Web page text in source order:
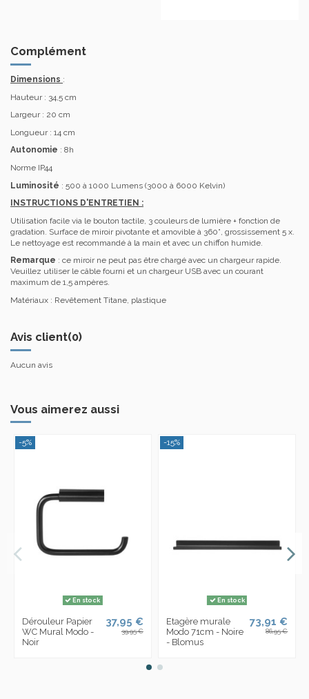
Complément
Dimensions :
Hauteur : 34,5 cm
Largeur : 20 cm
Longueur : 14 cm
Autonomie : 8h
Norme IP44
Luminosité : 500 à 1000 Lumens (3000 à 6000 Kelvin)
INSTRUCTIONS D'ENTRETIEN :
Utilisation facile via le bouton tactile, 3 couleurs de lumière + fonction de
gradation. Surface de miroir pivotante et amovible à 360°, grossissement 5 x.
Le nettoyage est recommandé à la main et avec un chiffon humide.
Remarque : ce miroir ne peut pas être chargé avec un chargeur rapide.
Veuillez utiliser le câble fourni et un chargeur USB avec un courant
maximum de 1,5 ampères.
Matériaux : Revêtement Titane, plastique
Avis client(0)
Aucun avis
Vous aimerez aussi
-5%
En stock
Dérouleur Papier
WC Mural Modo -
Noir
37,95 €
39,95 €
-15%
En stock
Etagère murale
Modo 71cm - Noire
- Blomus
73,91 €
86,95 €